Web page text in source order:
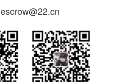
escrow@22.cn